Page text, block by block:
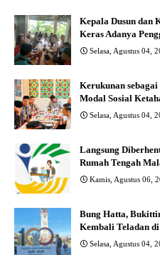
Kepala Dusun dan
Keras Adanya
Selasa, Agustus 04,
Kerukunan
Modal Sosial
Selasa, Agustus 04,
Langsung
Rumah Tengah
Kamis, Agustus 06,
Bung Hatta,
Kembali Teladan
Selasa, Agustus 04,